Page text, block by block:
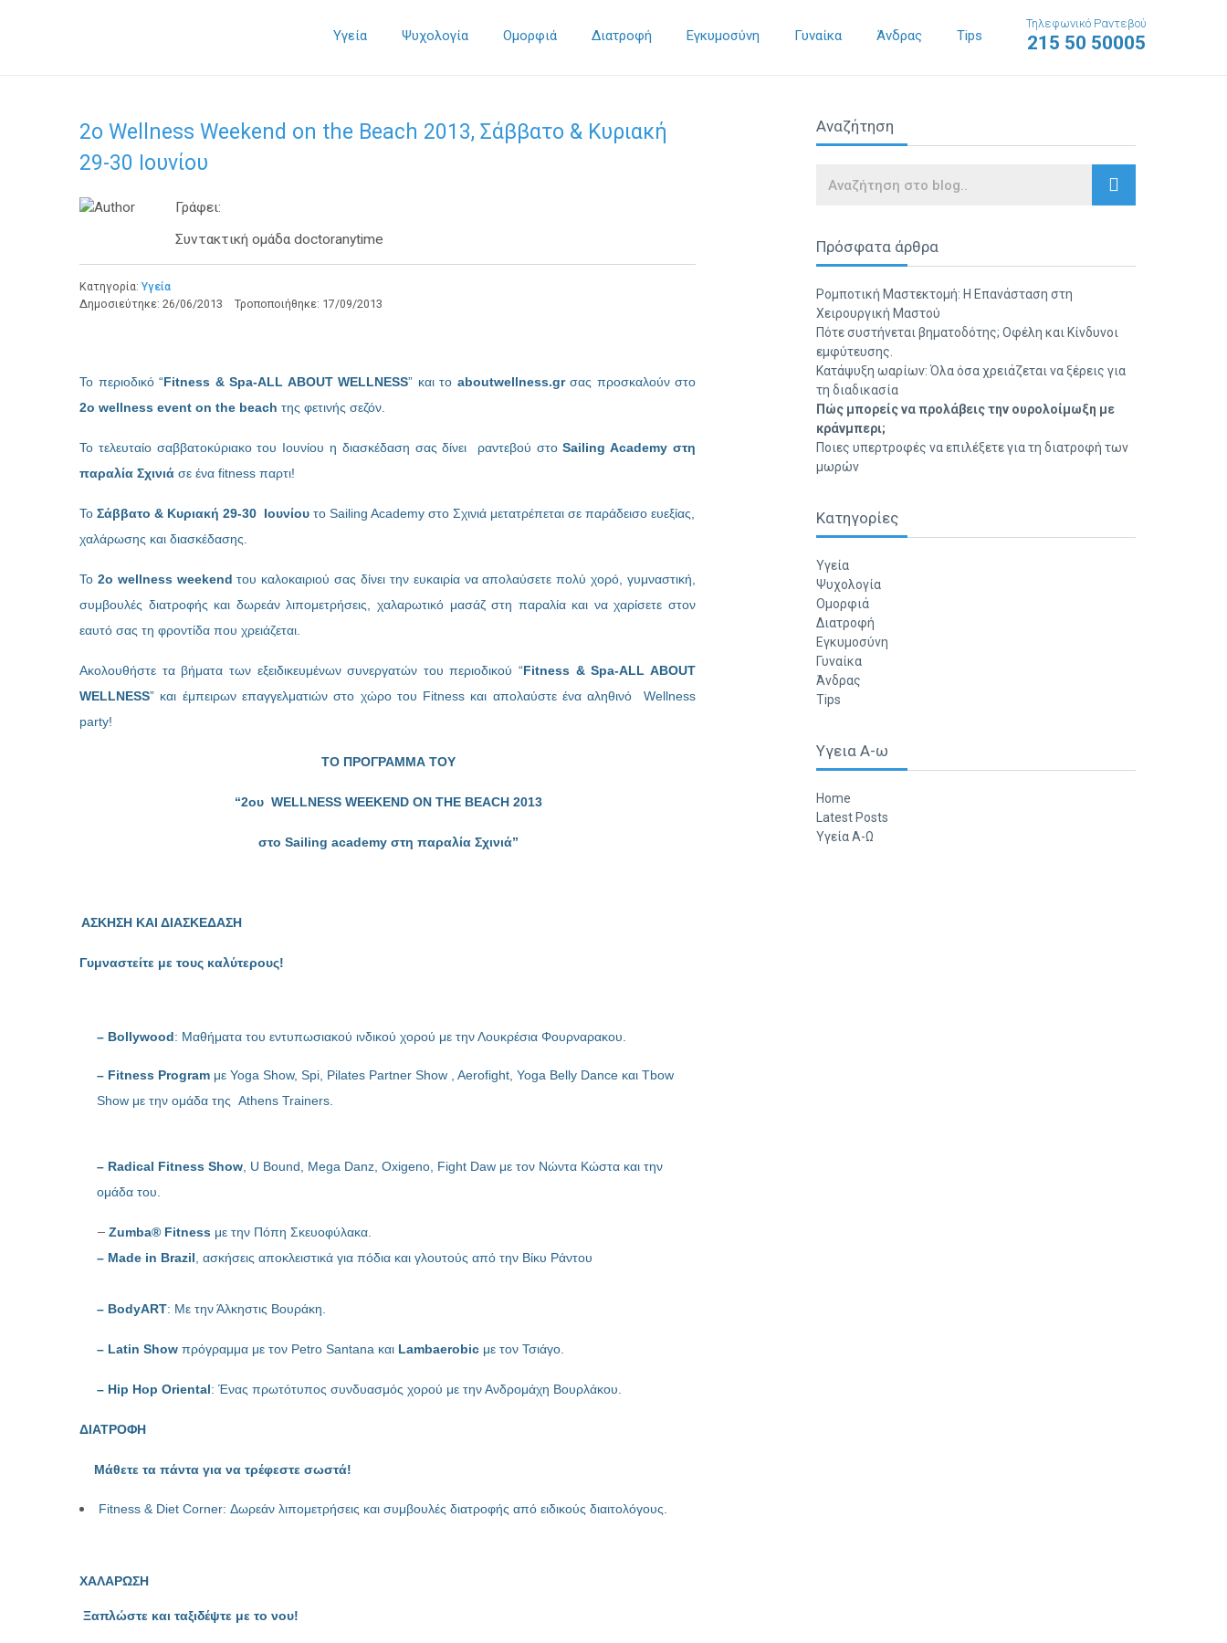
Υγεία Ψυχολογία Ομορφιά Διατροφή Εγκυμοσύνη Γυναίκα Άνδρας Tips
Τηλεφωνικό Ραντεβού
215 50 50005
2o Wellness Weekend οn the Beach 2013, Σάββατο & Κυριακή
29-30 Ιουνίου
Γράφει:
Συντακτική ομάδα doctoranytime
Κατηγορία: Υγεία
Δημοσιεύτηκε: 26/06/2013 Τροποποιήθηκε: 17/09/2013
Το περιοδικό “Fitness & Spa-ΑLL ABOUT WELLNESS” και το aboutwellness.grσας προσκαλούν στο
2ο wellness event on the beach της φετινής σεζόν.
Το τελευταίο σαββατοκύριακο του Ιουνίου η διασκέδαση σας δίνει ραντεβού στοSailing Academy στη
παραλία Σχινιά σε ένα fitness παρτι!
Το Σάββατο & Κυριακή 29-30 Ιουνίου το Sailing Academy στο Σχινιά μετατρέπεται σε παράδεισο ευεξίας,
χαλάρωσης και διασκέδασης.
Το 2ο wellness weekend του καλοκαιριού σας δίνει την ευκαιρία να απολαύσετε πολύ χορό, γυμναστική,
συμβουλές διατροφής και δωρεάν λιπομετρήσεις, χαλαρωτικό μασάζ στη παραλία και να χαρίσετε στον
εαυτό σας τη φροντίδα που χρειάζεται.
Ακολουθήστε τα βήματα των εξειδικευμένων συνεργατών του περιοδικού “Fitness & Spa-ΑLL ABOUT
WELLNESS” και έμπειρων επαγγελματιών στο χώρο του Fitness και απολαύστε ένα αληθινό Wellness
party!
ΤO ΠΡΟΓΡΑΜΜΑ ΤΟΥ
“2ου WELLNESS WEEKEND ΟN THE BEACH 2013
στο Sailing academy στη παραλία Σχινιά”
ΑΣΚΗΣΗ ΚΑΙ ΔΙΑΣΚΕΔΑΣΗ
Γυμναστείτε με τους καλύτερους!
– Βollywood: Μαθήματα του εντυπωσιακού ινδικού χορού με την Λουκρέσια Φουρναρακου.
– Fitness Programμε Υοga Show, Spi, Pilates Partner Show , Aerofight, Yoga Belly Dance και Tbow
Show με την ομάδα της Αthens Trainers.
– Radical Fitness Show, U Bound, Mega Danz, Oxigeno, Fight Daw με τον Νώντα Κώστα και την
ομάδα του.
– Ζumba® Fitness με την Πόπη Σκευοφύλακα.
– Made in Brazil , ασκήσεις αποκλειστικά για πόδια και γλουτούς από την Βίκυ Ράντου
– BodyART: Με την Άλκηστις Βουράκη.
– Latin Showπρόγραμμα με τον Petro Santana και Lambaerobicμε τον Τσιάγο.
– Hip Hop Oriental: Ένας πρωτότυπος συνδυασμός χορού με την Ανδρομάχη Βουρλάκου.
ΔΙΑΤΡΟΦΗ
Μάθετε τα πάντα για να τρέφεστε σωστά!
Fitness & Diet Corner: Δωρεάν λιπομετρήσεις και συμβουλές διατροφής από ειδικούς διαιτολόγους.
ΧΑΛΑΡΩΣΗ
Ξαπλώστε και ταξιδέψτε με το νου!
Αναζήτηση
Search
Πρόσφατα άρθρα
Ρομποτική Μαστεκτομή: Η Επανάσταση στη
Χειρουργική Μαστού
Πότε συστήνεται βηματοδότης; Οφέλη και Κίνδυνοι
εμφύτευσης.
Κατάψυξη ωαρίων: Όλα όσα χρειάζεται να ξέρεις για
τη διαδικασία
Πώς μπορείς να προλάβεις την ουρολοίμωξη με
κράνμπερι;
Ποιες υπερτροφές να επιλέξετε για τη διατροφή των
μωρών
Κατηγορίες
Υγεία
Ψυχολογία
Ομορφιά
Διατροφή
Εγκυμοσύνη
Γυναίκα
Άνδρας
Tips
Υγεια Α-ω
Home
Latest Posts
Υγεία Α-Ω